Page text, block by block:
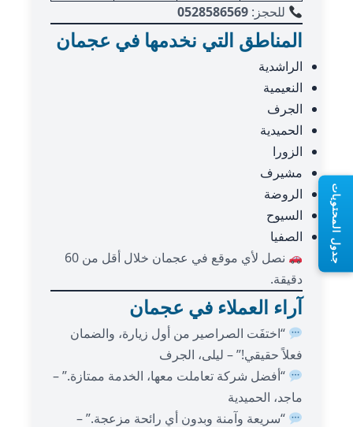
للحجز:0528586569
المناطق التي نخدمها في عجمان
الراشدية
النعيمية
الجرف
الحميدية
الزورا
مشيرف
الروضة
السيوح
الصفيا
نصل لأي موقع في عجمان خلال أقل من 60
دقيقة.
آراء العملاء في عجمان
“اختفَت الصراصير من أول زيارة، والضمان
فعلاً حقيقي!” – ليلى، الجرف
“أفضل شركة تعاملت معها، الخدمة ممتازة.” –
ماجد، الحميدية
“سريعة وآمنة وبدون أي رائحة مزعجة.” –
جدول المحتويات